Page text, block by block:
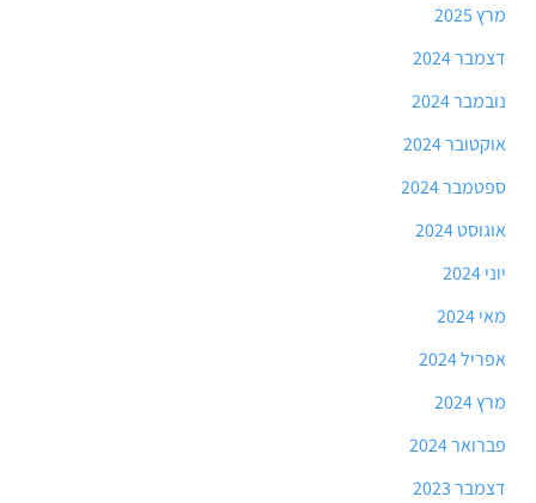
מרץ 2025
דצמבר 2024
נובמבר 2024
אוקטובר 2024
ספטמבר 2024
אוגוסט 2024
יוני 2024
מאי 2024
אפריל 2024
מרץ 2024
פברואר 2024
דצמבר 2023